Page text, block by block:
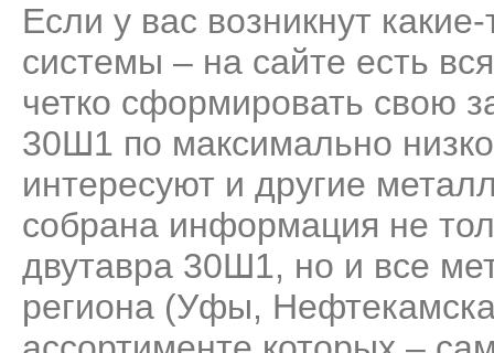
Если у вас возникнут
системы – на сайте есть
четко сформировать свою
30Ш1 по максимально
интересуют и другие
собрана информация не
двутавра 30Ш1, но и все
региона (Уфы,